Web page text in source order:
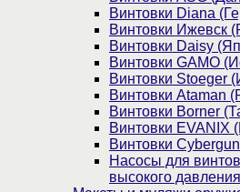
Винтовки Diana
Винтовки Ижевск
Винтовки Daisy
Винтовки GAMO
Винтовки Stoeger
Винтовки Ataman
Винтовки Borner
Винтовки EVANIX
Винтовки
Насосы для
высокого давления